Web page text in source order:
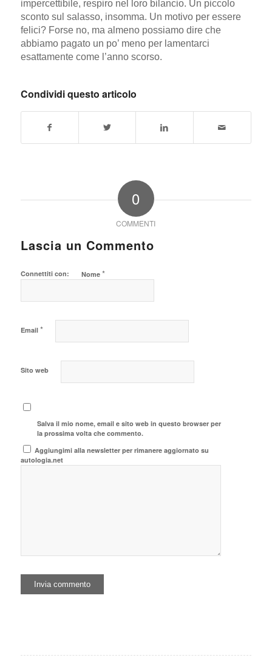
impercettibile, respiro nel loro bilancio. Un piccolo
sconto sul salasso, insomma. Un motivo per essere
felici? Forse no, ma almeno possiamo dire che
abbiamo pagato un po’ meno per lamentarci
esattamente come l’anno scorso.
Condividi questo articolo
0
COMMENTI
Lascia un Commento
Connettiti con: Nome *
Email *
Sito web
Salva il mio nome, email e sito web in questo browser per
la prossima volta che commento.
Aggiungimi alla newsletter per rimanere aggiornato su
autologia.net